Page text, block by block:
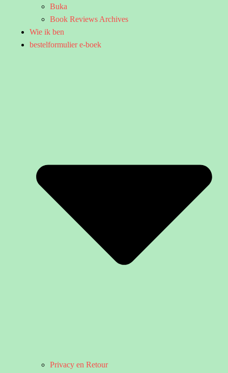
Buka
Book Reviews Archives
Wie ik ben
bestelformulier e-boek
Privacy en Retour